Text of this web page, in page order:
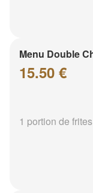
Menu Double
15.50 €
1 portion de